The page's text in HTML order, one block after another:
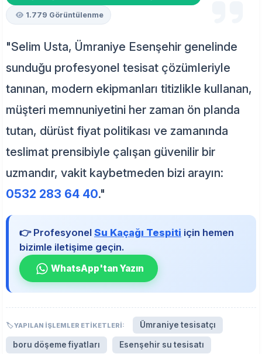
1.779 Görüntülenme
"Selim Usta, Ümraniye Esenşehir genelinde
sunduğu profesyonel tesisat çözümleriyle
tanınan, modern ekipmanları titizlikle kullanan,
müşteri memnuniyetini her zaman ön planda
tutan, dürüst fiyat politikası ve zamanında
teslimat prensibiyle çalışan güvenilir bir
uzmandır, vakit kaybetmeden bizi arayın:
0532 283 64 40."
👉 Profesyonel Su Kaçağı Tespiti için hemen
bizimle iletişime geçin.
WhatsApp'tan Yazın
🏷️ YAPILAN İŞLEMLER ETIKETLERI: Ümraniye tesisatçı
boru döşeme fiyatları Esenşehir su tesisatı